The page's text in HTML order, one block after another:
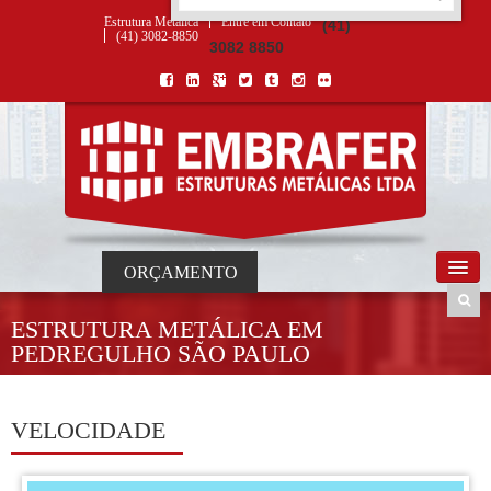
ORÇAMENTO
NOME *
E-MAIL *
TELEFONE *